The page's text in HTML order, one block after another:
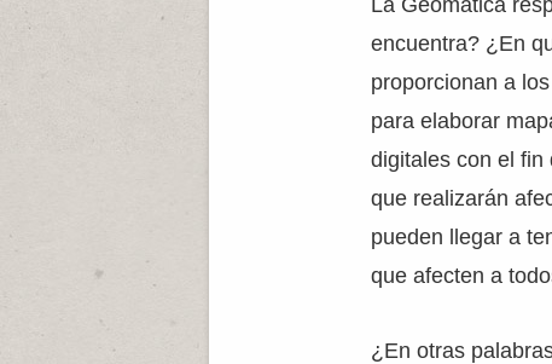
La Geomática
encuentra? ¿En
proporcionan a
para elaborar
digitales con el fin
que realizarán
pueden llegar a
que afecten a
¿En otras